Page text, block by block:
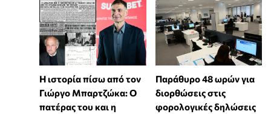
Η ιστορία πίσω από τον
Γιώργο Μπαρτζώκα: Ο
πατέρας του και η
Παράθυρο 48 ωρών για
διορθώσεις στις
φορολογικές δηλώσεις